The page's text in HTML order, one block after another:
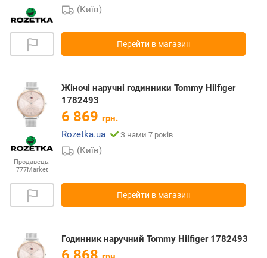
(Київ)
Перейти в магазин
Продавець:
777Market
Жіночі наручні годинники Tommy Hilfiger
1782493
6 869 грн.
Rozetka.ua
З нами 7 років
(Київ)
Перейти в магазин
Годинник наручний Tommy Hilfiger 1782493